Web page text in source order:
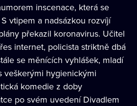
inscenace, která se
vtipem a nadsázkou rozvíjí
překazil koronavirus. Učitel
internet, policista striktně dbá
se měnících vyhlášek, mladí
veškerými hygienickými
komedie z doby
po svém uvedení Divadlem